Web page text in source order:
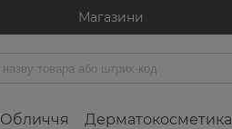
Магазини
Обличчя Дерматокосметика